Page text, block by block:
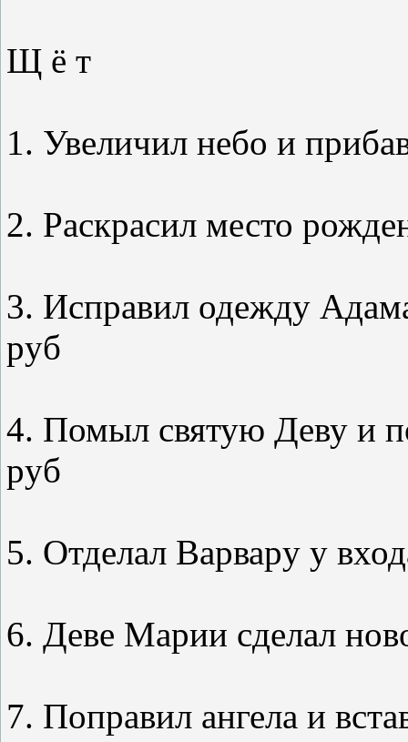
Щ ё т
1. Увеличил небо и
2. Раскрасил место
3. Исправил одежду
pyб
4. Помыл святую Деву и
pyб
5. Отделал Ваpваpy y
6. Деве Маpии сделал
7. Поправил ангела и